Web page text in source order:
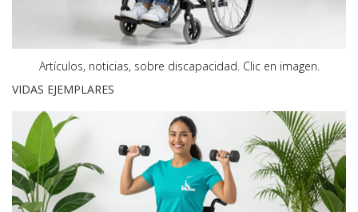
Artículos, noticias, sobre discapacidad. Clic en imagen.
VIDAS EJEMPLARES